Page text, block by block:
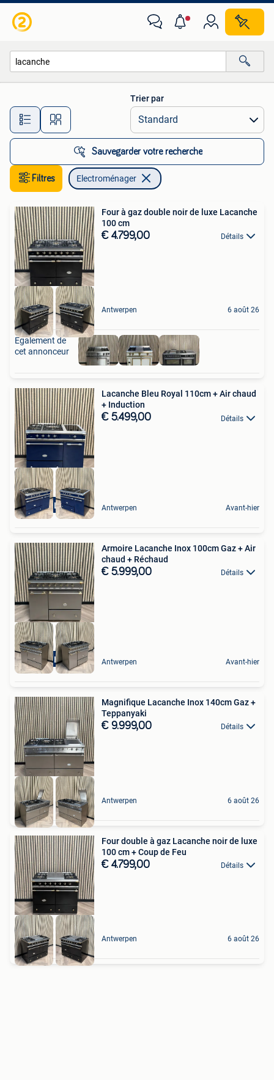
Toutes les distances…
Trier par
Sauvegarder votre recherche
Filtres Electroménager
Four à gaz double noir de luxe Lacanche
100 cm
€ 4.799,00 Détails
Antwerpen 6 août 26
Également de
cet annonceur
Hete Lucht
Lacanche Bleu Royal 110cm + Air chaud
+ Induction
€ 5.499,00 Détails
Antwerpen Avant-hier
Hete Lucht
Armoire Lacanche Inox 100cm Gaz + Air
chaud + Réchaud
€ 5.999,00 Détails
Antwerpen Avant-hier
Magnifique Lacanche Inox 140cm Gaz +
Teppanyaki
€ 9.999,00 Détails
Antwerpen 6 août 26
Four double à gaz Lacanche noir de luxe
100 cm + Coup de Feu
€ 4.799,00 Détails
Antwerpen 6 août 26